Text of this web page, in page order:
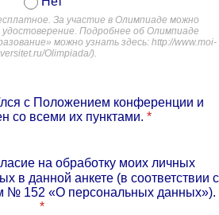
За участие в Олимпиаде можно
Подробнее об Олимпиаде
можно узнать здесь: http://www.moi-
Olimpiada/).
с Положением конференции и
со всеми их пунктами. *
на обработку моих личных
в данной анкете (в соответствии с
№ 152 «О персональных данных»).
*